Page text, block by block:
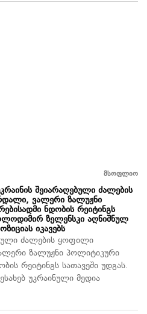
მსოფლიო
შეიარაღებული ძალების
ვალერი ზალუჟნი
ნდობის რეიტინგს
ზელენსკი აღნიშნულ
იკავებს
ძალების ყოფილი
ზალუჟნი პოლიტიკური
რეიტინგს სათავეში უდგას.
უკრაინული მედია